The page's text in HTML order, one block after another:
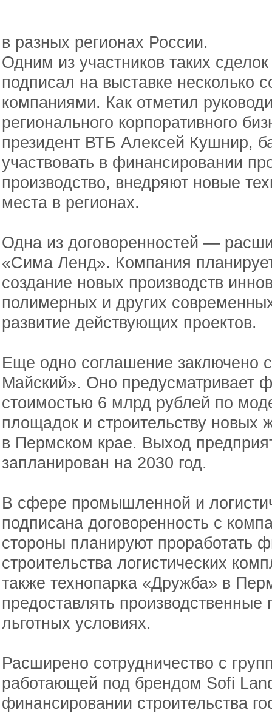
в разных регионах России.
Одним из участников таких
подписал на выставке несколько
компаниями. Как отметил
регионального корпоративного
президент ВТБ Алексей Кушнир,
участвовать в финансировании
производство, внедряют новые
места в регионах.
Одна из договоренностей —
«Сима Ленд». Компания
создание новых производств
полимерных и других
развитие действующих проектов.
Еще одно соглашение заключено
Майский». Оно предусматривает
стоимостью 6 млрд рублей по
площадок и строительству новых
в Пермском крае. Выход
запланирован на 2030 год.
В сфере промышленной и
подписана договоренность с
стороны планируют проработать
строительства логистических
также технопарка «Дружба» в
предоставлять
льготных условиях.
Расширено сотрудничество с
работающей под брендом Sofi
финансировании строительства